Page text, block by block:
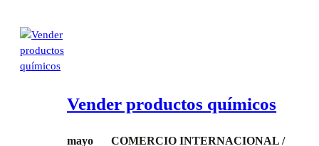
Vender productos químicos
mayo
COMERCIO INTERNACIONAL /